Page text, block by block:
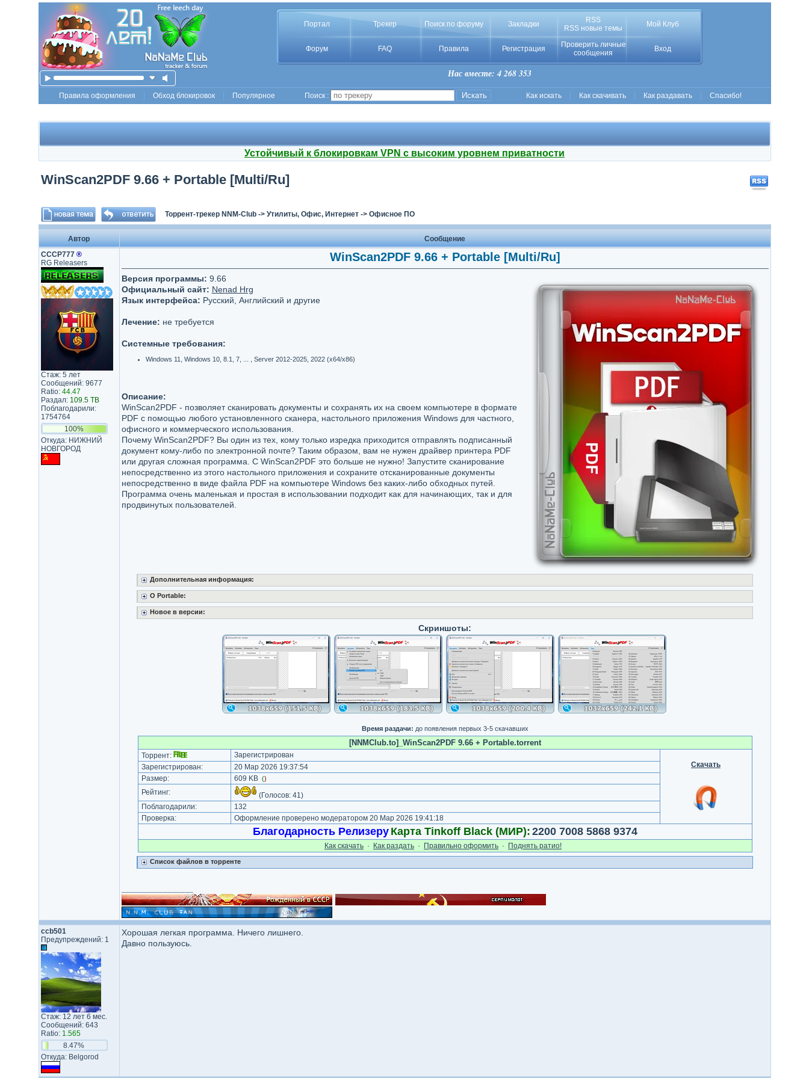
Портал Трекер Поиск по форуму Закладки
RSS
RSS новые темы
Мой Клуб
Форум FAQ Правила Регистрация
Проверить личные
сообщения
Вход
Нас вместе: 4 268 353
Правила оформления Обход блокировок Популярное Поиск : Как искать Как скачивать Как раздавать Спасибо!
Устойчивый к блокировкам VPN с высоким уровнем приватности
WinScan2PDF 9.66 + Portable [Multi/Ru]
Торрент-трекер NNM-Club-> Утилиты, Офис, Интернет-> Офисное ПО
Автор
Сообщение
СССР777 ®
RG Releasers
Стаж: 5 лет
Сообщений: 9677
Ratio: 44.47
Раздал: 109.5 TB
Поблагодарили:
1754764
100%
Откуда: НИЖНИЙ
НОВГОРОД
WinScan2PDF 9.66 + Portable [Multi/Ru]
Версия программы: 9.66
Официальный сайт: Nenad Hrg
Язык интерфейса: Русский, Английский и другие
Лечение: не требуется
Системные требования:
Windows 11, Windows 10, 8.1, 7, ... , Server 2012-2025, 2022 (x64/x86)
Описание:
WinScan2PDF - позволяет сканировать документы и сохранять их на своем компьютере в формате
PDF с помощью любого установленного сканера, настольного приложения Windows для частного,
офисного и коммерческого использования.
Почему WinScan2PDF? Вы один из тех, кому только изредка приходится отправлять подписанный
документ кому-либо по электронной почте? Таким образом, вам не нужен драйвер принтера PDF
или другая сложная программа. С WinScan2PDF это больше не нужно! Запустите сканирование
непосредственно из этого настольного приложения и сохраните отсканированные документы
непосредственно в виде файла PDF на компьютере Windows без каких-либо обходных путей.
Программа очень маленькая и простая в использовании подходит как для начинающих, так и для
продвинутых пользователей.
Дополнительная информация:
О Portable:
Новое в версии:
Скриншоты:
Время раздачи: до появления первых 3-5 скачавших
[NNMClub.to]_WinScan2PDF 9.66 + Portable.torrent
Торрент:
Зарегистрирован
Скачать
Зарегистрирован:
20 Мар 2026 19:37:54
Размер:
609 KB ()
Рейтинг: (Голосов: 41)
Поблагодарили:
132
Проверка:
Оформление проверено модератором 20 Мар 2026 19:41:18
Благодарность Релизеру Карта Tinkoff Black (МИР): 2200 7008 5868 9374
Как cкачать · Как раздать · Правильно оформить · Поднять ратио!
Список файлов в торренте
ccb501
Предупреждений: 1
Стаж: 12 лет 6 мес.
Сообщений: 643
Ratio: 1.565
8.47%
Откуда: Belgorod
Хорошая легкая программа. Ничего лишнего.
Давно пользуюсь.